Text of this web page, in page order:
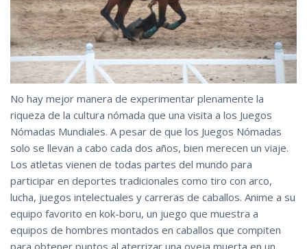
No hay mejor manera de experimentar plenamente la
riqueza de la cultura nómada que una visita a los Juegos
Nómadas Mundiales. A pesar de que los Juegos Nómadas
solo se llevan a cabo cada dos años, bien merecen un viaje.
Los atletas vienen de todas partes del mundo para
participar en deportes tradicionales como tiro con arco,
lucha, juegos intelectuales y carreras de caballos. Anime a su
equipo favorito en kok-boru, un juego que muestra a
equipos de hombres montados en caballos que compiten
para obtener puntos al aterrizar una oveja muerta en un